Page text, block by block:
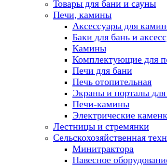
Товары для бани и сауны
Печи, камины
Аксессуары для
Баки для бань и
Камины
Комплектующие для
Печи для бани
Печь отопительная
Экраны и порталы
Печи-камины
Электрические
Лестницы и стремянки
Сельскохозяйственная
Минитрактора
Навесное